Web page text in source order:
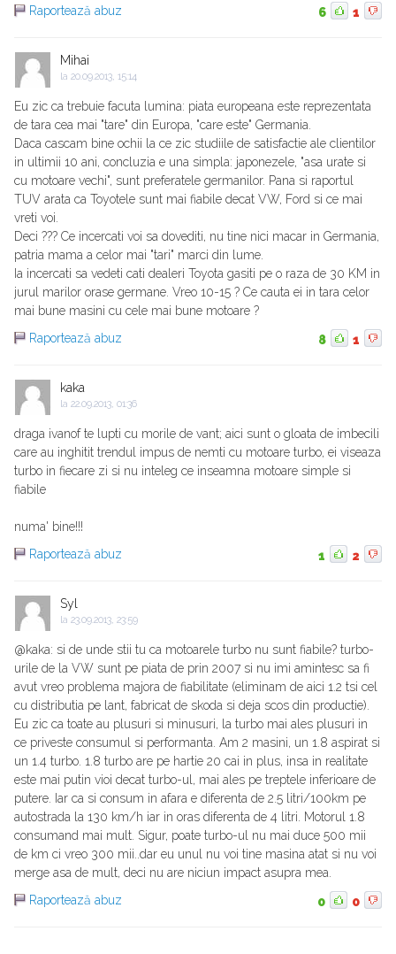
Raportează abuz
6 1
Mihai
la 20.09.2013, 15:14
Eu zic ca trebuie facuta lumina: piata europeana este reprezentata
de tara cea mai "tare" din Europa, "care este" Germania.
Daca cascam bine ochii la ce zic studiile de satisfactie ale clientilor
in ultimii 10 ani, concluzia e una simpla: japonezele, "asa urate si
cu motoare vechi", sunt preferatele germanilor. Pana si raportul
TUV arata ca Toyotele sunt mai fiabile decat VW, Ford si ce mai
vreti voi.
Deci ??? Ce incercati voi sa dovediti, nu tine nici macar in Germania,
patria mama a celor mai "tari" marci din lume.
Ia incercati sa vedeti cati dealeri Toyota gasiti pe o raza de 30 KM in
jurul marilor orase germane. Vreo 10-15 ? Ce cauta ei in tara celor
mai bune masini cu cele mai bune motoare ?
Raportează abuz
8 1
kaka
la 22.09.2013, 01:36
draga ivanof te lupti cu morile de vant; aici sunt o gloata de imbecili
care au inghitit trendul impus de nemti cu motoare turbo, ei viseaza
turbo in fiecare zi si nu inteleg ce inseamna motoare simple si
fiabile
numa' bine!!!
Raportează abuz
1 2
Syl
la 23.09.2013, 23:59
@kaka: si de unde stii tu ca motoarele turbo nu sunt fiabile? turbo-
urile de la VW sunt pe piata de prin 2007 si nu imi amintesc sa fi
avut vreo problema majora de fiabilitate (eliminam de aici 1.2 tsi cel
cu distributia pe lant, fabricat de skoda si deja scos din productie).
Eu zic ca toate au plusuri si minusuri, la turbo mai ales plusuri in
ce priveste consumul si performanta. Am 2 masini, un 1.8 aspirat si
un 1.4 turbo. 1.8 turbo are pe hartie 20 cai in plus, insa in realitate
este mai putin vioi decat turbo-ul, mai ales pe treptele inferioare de
putere. Iar ca si consum in afara e diferenta de 2.5 litri/100km pe
autostrada la 130 km/h iar in oras diferenta de 4 litri. Motorul 1.8
consumand mai mult. Sigur, poate turbo-ul nu mai duce 500 mii
de km ci vreo 300 mii..dar eu unul nu voi tine masina atat si nu voi
merge asa de mult, deci nu are niciun impact asupra mea.
Raportează abuz
0 0